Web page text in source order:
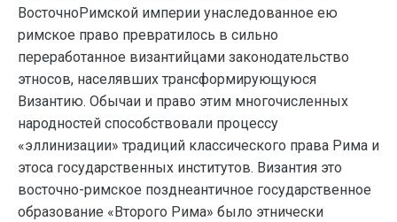
ВосточноРимской империи унаследованное ею
римское право превратилось в сильно
переработанное византийцами законодательство
этносов, населявших трансформирующуюся
Византию. Обычаи и право этим многочисленных
народностей способствовали процессу
«эллинизации» традиций классического права Рима и
этоса государственных институтов. Византия это
восточно-римское позднеантичное государственное
образование «Второго Рима» было этнически